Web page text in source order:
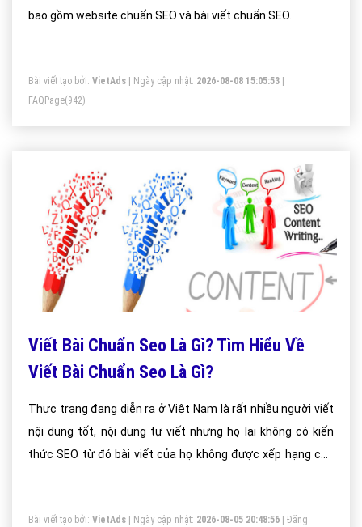
bao gồm website chuẩn SEO và bài viết chuẩn SEO.
Bài viết tạo bởi: VietAds | Ngày cập nhật: 2026-08-08 15:05:53
FAQPage(942)
Viết Bài Chuẩn Seo Là Gì? Tìm Hiểu Về
Viết Bài Chuẩn Seo Là Gì?
Thực trạng đang diễn ra ở Việt Nam là rất nhiều người viết
nội dung tốt, nội dung tự viết nhưng họ lại không có kiến
thức SEO từ đó bài viết của họ không được xếp hạng cao
Bài viết tạo bởi: VietAds | Ngày cập nhật: 2026-08-05 20:48:56
Đăng